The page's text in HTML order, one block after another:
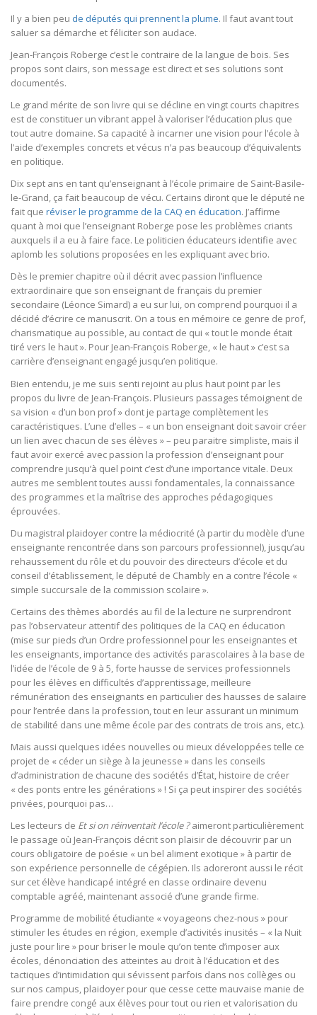
Il y a bien peu de députés qui prennent la plume. Il faut avant tout
saluer sa démarche et féliciter son audace.
Jean-François Roberge c’est le contraire de la langue de bois. Ses
propos sont clairs, son message est direct et ses solutions sont
documentés.
Le grand mérite de son livre qui se décline en vingt courts chapitres
est de constituer un vibrant appel à valoriser l’éducation plus que
tout autre domaine. Sa capacité à incarner une vision pour l’école à
l’aide d’exemples concrets et vécus n’a pas beaucoup d’équivalents
en politique.
Dix sept ans en tant qu’enseignant à l’école primaire de Saint-Basile-
le-Grand, ça fait beaucoup de vécu. Certains diront que le député ne
fait que réviser le programme de la CAQ en éducation. J’affirme
quant à moi que l’enseignant Roberge pose les problèmes criants
auxquels il a eu à faire face. Le politicien éducateurs identifie avec
aplomb les solutions proposées en les expliquant avec brio.
Dès le premier chapitre où il décrit avec passion l’influence
extraordinaire que son enseignant de français du premier
secondaire (Léonce Simard) a eu sur lui, on comprend pourquoi il a
décidé d’écrire ce manuscrit. On a tous en mémoire ce genre de prof,
charismatique au possible, au contact de qui « tout le monde était
tiré vers le haut ». Pour Jean-François Roberge, « le haut » c’est sa
carrière d’enseignant engagé jusqu’en politique.
Bien entendu, je me suis senti rejoint au plus haut point par les
propos du livre de Jean-François. Plusieurs passages témoignent de
sa vision « d’un bon prof » dont je partage complètement les
caractéristiques. L’une d’elles – « un bon enseignant doit savoir créer
un lien avec chacun de ses élèves » – peu paraitre simpliste, mais il
faut avoir exercé avec passion la profession d’enseignant pour
comprendre jusqu’à quel point c’est d’une importance vitale. Deux
autres me semblent toutes aussi fondamentales, la connaissance
des programmes et la maîtrise des approches pédagogiques
éprouvées.
Du magistral plaidoyer contre la médiocrité (à partir du modèle d’une
enseignante rencontrée dans son parcours professionnel), jusqu’au
rehaussement du rôle et du pouvoir des directeurs d’école et du
conseil d’établissement, le député de Chambly en a contre l’école «
simple succursale de la commission scolaire ».
Certains des thèmes abordés au fil de la lecture ne surprendront
pas l’observateur attentif des politiques de la CAQ en éducation
(mise sur pieds d’un Ordre professionnel pour les enseignantes et
les enseignants, importance des activités parascolaires à la base de
l’idée de l’école de 9 à 5, forte hausse de services professionnels
pour les élèves en difficultés d’apprentissage, meilleure
rémunération des enseignants en particulier des hausses de salaire
pour l’entrée dans la profession, tout en leur assurant un minimum
de stabilité dans une même école par des contrats de trois ans, etc.).
Mais aussi quelques idées nouvelles ou mieux développées telle ce
projet de « céder un siège à la jeunesse » dans les conseils
d’administration de chacune des sociétés d’État, histoire de créer
« des ponts entre les générations » ! Si ça peut inspirer des sociétés
privées, pourquoi pas…
Les lecteurs de Et si on réinventait l’école ?aimeront particulièrement
le passage où Jean-François décrit son plaisir de découvrir par un
cours obligatoire de poésie « un bel aliment exotique » à partir de
son expérience personnelle de cégépien. Ils adoreront aussi le récit
sur cet élève handicapé intégré en classe ordinaire devenu
comptable agréé, maintenant associé d’une grande firme.
Programme de mobilité étudiante « voyageons chez-nous » pour
stimuler les études en région, exemple d’activités inusités – « la Nuit
juste pour lire » pour briser le moule qu’on tente d’imposer aux
écoles, dénonciation des atteintes au droit à l’éducation et des
tactiques d’intimidation qui sévissent parfois dans nos collèges ou
sur nos campus, plaidoyer pour que cesse cette mauvaise manie de
faire prendre congé aux élèves pour tout ou rien et valorisation du